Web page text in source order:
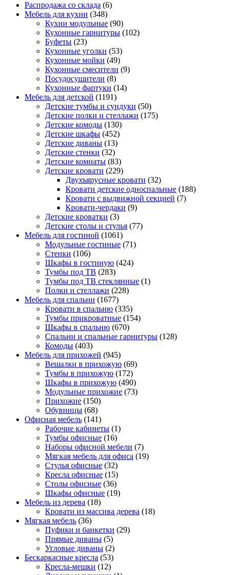
Распродажа со склада (6)
Мебель для кухни (348)
Кухни модульные (90)
Кухонные гарнитуры (102)
Буфеты (23)
Кухонные уголки (53)
Кухонные мойки (49)
Кухонные смесители (9)
Посудосушители (8)
Кухонные фартуки (14)
Мебель для детской (1191)
Детские тумбы и сундуки (50)
Детские полки и стеллажи (175)
Детские комоды (130)
Детские шкафы (452)
Детские диваны (13)
Детские стенки (32)
Детские комнаты (83)
Детские кровати (229)
Двухъярусные кровати (32)
Кровати детские односпальные (188)
Кровати с выдвижной секцией (7)
Кровати-чердаки (9)
Детские кроватки (3)
Детские столы и стулья (77)
Мебель для гостиной (1061)
Модульные гостиные (71)
Стенки (106)
Шкафы в гостиную (424)
Тумбы под ТВ (283)
Тумбы под ТВ стеклянные (1)
Полки и стеллажи (228)
Мебель для спальни (1677)
Кровати в спальню (335)
Тумбы прикроватные (154)
Шкафы в спальню (670)
Спальни и спальные гарнитуры (128)
Комоды (403)
Мебель для прихожей (945)
Вешалки в прихожую (69)
Тумбы в прихожую (172)
Шкафы в прихожую (490)
Модульные прихожие (73)
Прихожие (150)
Обувницы (68)
Офисная мебель (141)
Рабочие кабинеты (1)
Тумбы офисные (16)
Наборы офисной мебели (7)
Мягкая мебель для офиса (19)
Стулья офисные (32)
Кресла офисные (15)
Столы офисные (36)
Шкафы офисные (19)
Мебель из дерева (18)
Кровати из массива дерева (18)
Мягкая мебель (36)
Пуфики и банкетки (29)
Прямые диваны (5)
Угловые диваны (2)
Бескаркасные кресла (53)
Кресла-мешки (12)